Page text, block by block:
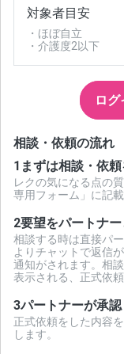
対象者目安
・ほぼ自立
・介護度2以下
ロ
相談・依頼の流れ
1 まずは相談・依
レクの気になる点の
専用フォーム」に記
2要望をパートナ
相談する時は直接パ
よりチャットで返信
通知がされます。相
表示される、正式依
3パートナーが承
正式依頼をした内容
します。